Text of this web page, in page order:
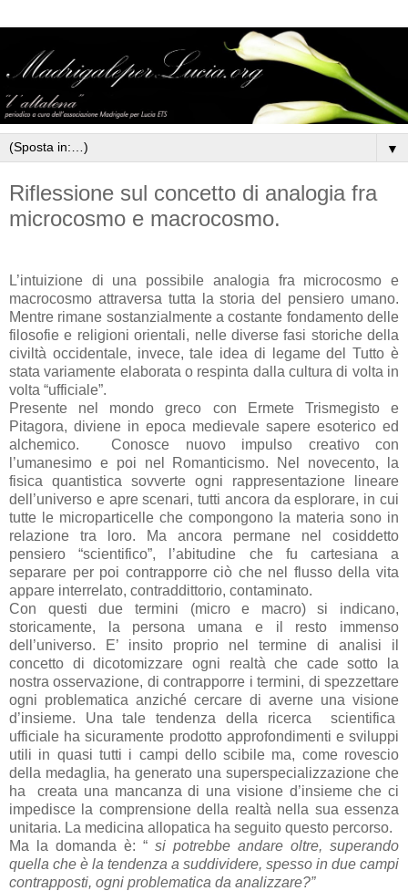
▼
Riflessione sul concetto di analogia fra
microcosmo e macrocosmo.
L’intuizione di una possibile analogia fra microcosmo e
macrocosmo attraversa tutta la storia del pensiero umano.
Mentre rimane sostanzialmente a costante fondamento delle
filosofie e religioni orientali, nelle diverse fasi storiche della
civiltà occidentale, invece, tale idea di legame del Tutto è
stata variamente elaborata o respinta dalla cultura di volta in
volta “ufficiale”.
Presente nel mondo greco con Ermete Trismegisto e
Pitagora, diviene in epoca medievale sapere esoterico ed
alchemico. Conosce nuovo impulso creativo con
l’umanesimo e poi nel Romanticismo. Nel novecento, la
fisica quantistica sovverte ogni rappresentazione lineare
dell’universo e apre scenari, tutti ancora da esplorare, in cui
tutte le microparticelle che compongono la materia sono in
relazione tra loro. Ma ancora permane nel cosiddetto
pensiero “scientifico”, l’abitudine che fu cartesiana a
separare per poi contrapporre ciò che nel flusso della vita
appare interrelato, contraddittorio, contaminato.
Con questi due termini (micro e macro) si indicano,
storicamente, la persona umana e il resto immenso
dell’universo. E’ insito proprio nel termine di analisi il
concetto di dicotomizzare ogni realtà che cade sotto la
nostra osservazione, di contrapporre i termini, di spezzettare
ogni problematica anziché cercare di averne una visione
d’insieme. Una tale tendenza della ricerca scientifica
ufficiale ha sicuramente prodotto approfondimenti e sviluppi
utili in quasi tutti i campi dello scibile ma, come rovescio
della medaglia, ha generato una superspecializzazione che
ha creata una mancanza di una visione d’insieme che ci
impedisce la comprensione della realtà nella sua essenza
unitaria. La medicina allopatica ha seguito questo percorso.
Ma la domanda è: “ si potrebbe andare oltre, superando
quella che è la tendenza a suddividere, spesso in due campi
contrapposti, ogni problematica da analizzare?”